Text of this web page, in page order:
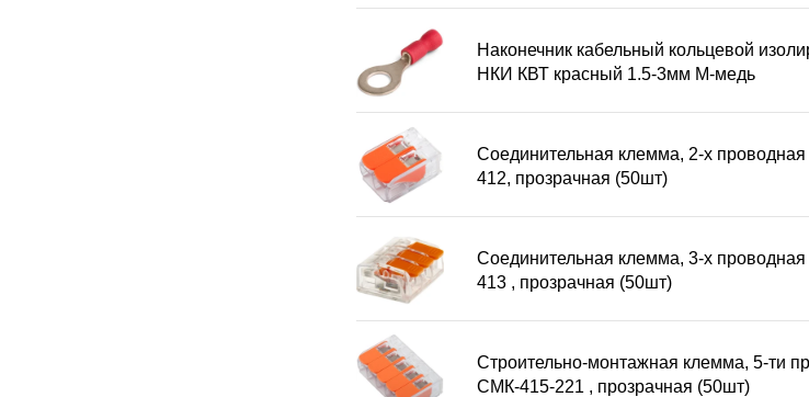
Наконечник кабельный кольцевой
НКИ КВТ красный 1.5-3мм М-медь
Соединительная клемма, 2-х
412, прозрачная (50шт)
Соединительная клемма, 3-х
413 , прозрачная (50шт)
Строительно-монтажная клемма, 5-ти
СМК-415-221 , прозрачная (50шт)